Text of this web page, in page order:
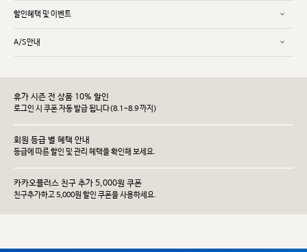
할인혜택 및 이벤트
A/S안내
휴가 시즌 전 상품 10% 할인
로그인 시 쿠폰 자동 발급 됩니다(8.1~8.9 까지)
회원 등급 별 혜택 안내
등급에 따른 할인 및 관리 헤택을 확인해 보세요.
카카오플러스 친구 추가 5,000원 쿠폰
친구추가하고 5,000원 할인 쿠폰을 사용하세요.